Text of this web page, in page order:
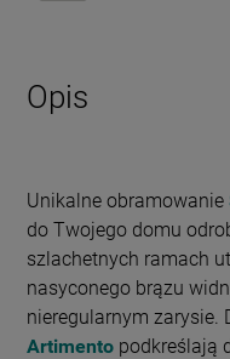
Opis
Unikalne obramowanie
do Twojego domu
szlachetnych ramach
nasyconego brązu
nieregularnym zarysie.
Artimentopodkreślają